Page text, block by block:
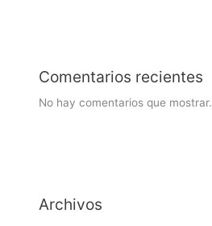
Comentarios recientes
No hay comentarios que mostrar.
Archivos